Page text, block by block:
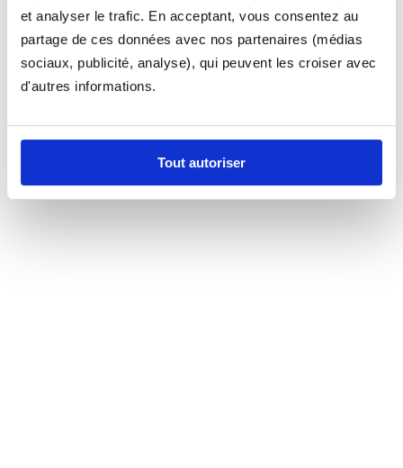
et analyser le trafic. En acceptant, vous consentez au
partage de ces données avec nos partenaires (médias
sociaux, publicité, analyse), qui peuvent les croiser avec
d'autres informations.
Tout autoriser